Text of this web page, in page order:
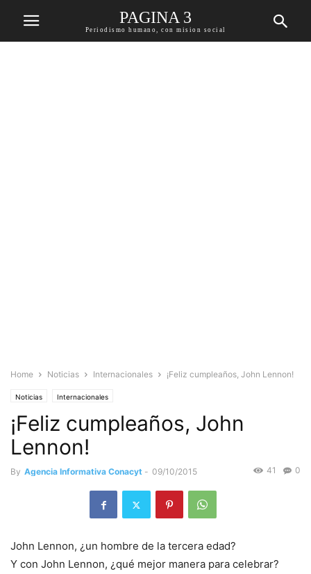
PAGINA 3
Periodismo humano, con mision social
Home Noticias Internacionales ¡Feliz cumpleaños, John Lennon!
Noticias Internacionales
¡Feliz cumpleaños, John
Lennon!
By Agencia Informativa Conacyt - 09/10/2015 0
41
John Lennon, ¿un hombre de la tercera edad?
Y con John Lennon, ¿qué mejor manera para celebrar?